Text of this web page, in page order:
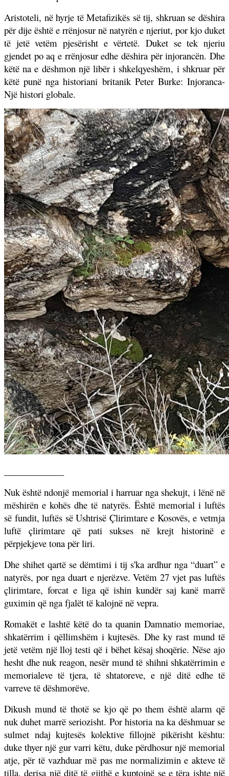
Aristoteli, në hyrje të Metafizikës së tij, shkruan se dëshira
për dije është e rrënjosur në natyrën e njeriut, por kjo duket
të jetë vetëm pjesërisht e vërtetë. Duket se tek njeriu
gjendet po aq e rrënjosur edhe dëshira për injorancën. Dhe
këtë na e dëshmon një libër i shkelqyeshëm, i shkruar për
këtë punë nga historiani britanik Peter Burke: Injoranca-
Një histori globale.
Nuk është ndonjë memorial i harruar nga shekujt, i lënë në
mëshirën e kohës dhe të natyrës. Është memorial i luftës
së fundit, luftës së Ushtrisë Çlirimtare e Kosovës, e vetmja
luftë çlirimtare që pati sukses në krejt historinë e
përpjekjeve tona për liri.
Dhe shihet qartë se dëmtimi i tij s'ka ardhur nga “duart” e
natyrës, por nga duart e njerëzve. Vetëm 27 vjet pas luftës
çlirimtare, forcat e liga që ishin kundër saj kanë marrë
guximin që nga fjalët të kalojnë në vepra.
Romakët e lashtë këtë do ta quanin Damnatio memoriae,
shkatërrim i qëllimshëm i kujtesës. Dhe ky rast mund të
jetë vetëm një lloj testi që i bëhet kësaj shoqërie. Nëse ajo
hesht dhe nuk reagon, nesër mund të shihni shkatërrimin e
memorialeve të tjera, të shtatoreve, e një ditë edhe të
varreve të dëshmorëve.
Dikush mund të thotë se kjo që po them është alarm që
nuk duhet marrë seriozisht. Por historia na ka dëshmuar se
sulmet ndaj kujtesës kolektive fillojnë pikërisht kështu:
duke thyer një gur varri këtu, duke përdhosur një memorial
atje, për të vazhduar më pas me normalizimin e akteve të
tilla, derisa një ditë të gjithë e kuptojnë se e tëra ishte një